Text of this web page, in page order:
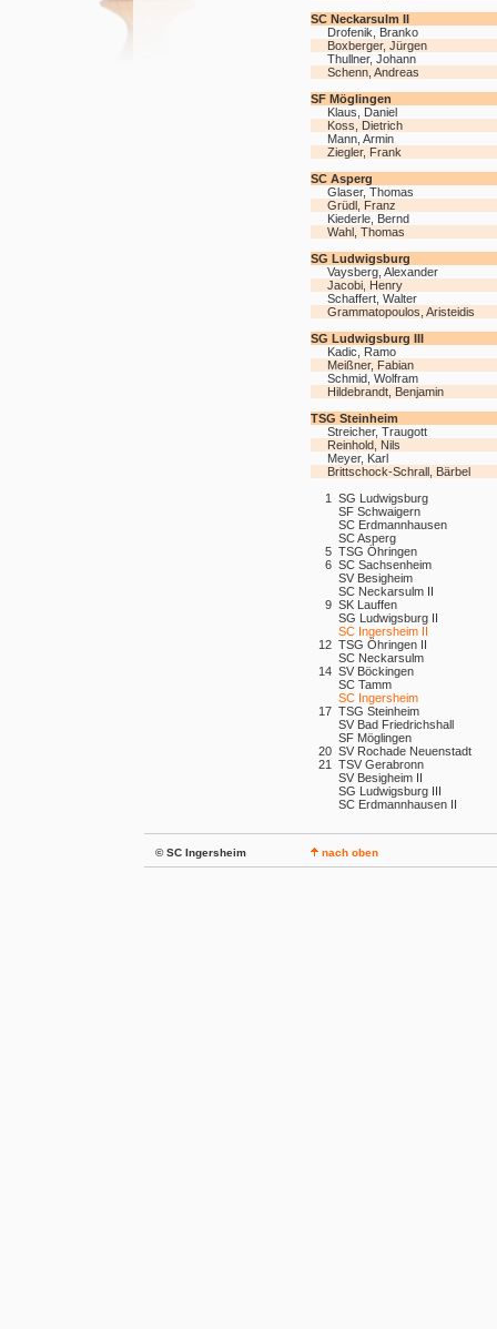
SC Neckarsulm II
Drofenik, Branko
Boxberger, Jürgen
Thullner, Johann
Schenn, Andreas
SF Möglingen
Klaus, Daniel
Koss, Dietrich
Mann, Armin
Ziegler, Frank
SC Asperg
Glaser, Thomas
Grüdl, Franz
Kiederle, Bernd
Wahl, Thomas
SG Ludwigsburg
Vaysberg, Alexander
Jacobi, Henry
Schaffert, Walter
Grammatopoulos, Aristeidis
SG Ludwigsburg III
Kadic, Ramo
Meißner, Fabian
Schmid, Wolfram
Hildebrandt, Benjamin
TSG Steinheim
Streicher, Traugott
Reinhold, Nils
Meyer, Karl
Brittschock-Schrall, Bärbel
1
SG Ludwigsburg
SF Schwaigern
SC Erdmannhausen
SC Asperg
5 TSG Öhringen
6 SC Sachsenheim
SV Besigheim
SC Neckarsulm II
9 SK Lauffen
SG Ludwigsburg II
SC Ingersheim II
12 TSG Öhringen II
SC Neckarsulm
14 SV Böckingen
SC Tamm
SC Ingersheim
17 TSG Steinheim
SV Bad Friedrichshall
SF Möglingen
20 SV Rochade Neuenstadt
21
TSV Gerabronn
SV Besigheim II
SG Ludwigsburg III
SC Erdmannhausen II
© SC Ingersheim nach oben